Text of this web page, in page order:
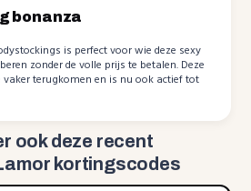
bonanza
is perfect voor wie deze sexy
zonder de volle prijs te betalen. Deze
terugkomen en is nu ook actief tot
ook deze recent
kortingscodes